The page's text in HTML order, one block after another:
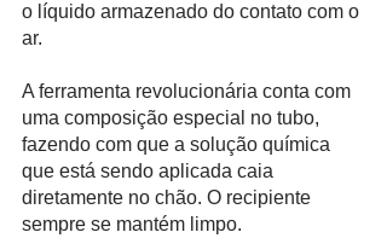
o líquido armazenado do contato com o
ar.
A ferramenta revolucionária conta com
uma composição especial no tubo,
fazendo com que a solução química
que está sendo aplicada caia
diretamente no chão. O recipiente
sempre se mantém limpo.